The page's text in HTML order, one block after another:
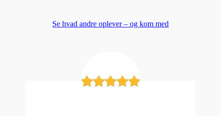
Se hvad andre oplever – og kom med